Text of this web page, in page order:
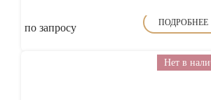
по запросу ПОДРОБНЕЕ
Нет в